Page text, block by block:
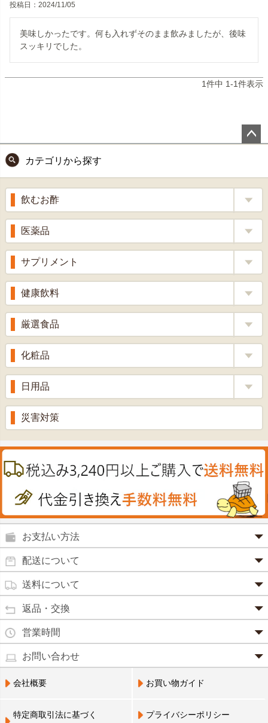
投稿日 2024/11/05
美味しかったです。何も入れずそのまま飲みましたが、後味
1件中 1-1件表示
ップ
へ
カテゴリから探す
飲むお酢
補酵素のちから
くろ酢
りんご酢
ざくろ酢
梅酢
医薬品
風邪薬
胃腸薬
整腸薬
解熱鎮痛剤
せきどめ
滋養強壮
消炎鎮痛剤
肌・皮膚のお薬
絆創膏
殺菌消毒液
鼻炎薬
強心剤
目薬
水虫薬
痔の薬
口中薬
尿トラブル
サプリメント
ウコン
乳酸菌
ローヤルゼリー
牡蠣エキス
プロポリス
プラセンタ
肝油
鉄
ノコギリヤシ
グルコサミン
田七人参
イチョウ葉
カルシウム
クロレラ
コラーゲン
ビフィズス
ビタミンC
健康飲料
健康茶
漢方茶
青汁・豆乳
甘酒
健康ドリンク
厳選食品
もち麦・十六穀米
生姜
丼の素
のど飴
うどん・そば
喜多方ラーメン
カレー・シチュー
化粧品
美容品
スキンクリーム＆美容パック
ウオッシュ＆ソープ
日用品
入浴剤
災害対策
お支払い方法
クレジットカード(1 回払いのみ)
SSL 認証で暗号化処理していますので、 安心して
ご利用いただけます。
代金引換
宅配員に現金でお支払いください。手数料100円。
3,240円(税込)以上で手数料無料です。※ご注文者
のご住所とお届け先のご住所が 異なる場合はご利
営業員支払い
配送について
商品は日本郵便にて発送致します。
通常2～4営業日以内に発送致します。 メーカー取り寄せ商
品、土日祝日、年末年始、弊社の休業日をはさむ場合は、4
～5営業日以上かかる場合もございます。
(営業日カレンダー参照)
※現在、救急箱・乳製品宅配をご利用のお客様は、担当営業
員によるお届けとさせていただきます。
送料について
通常商品
北海道・沖縄800円
送料無料
営業員お届け 送料無料
返品・交換
・お届け商品の交換・返品をご希望の場合は、
週間以内にメールまたはお電話にてご連絡ください。
・お客様のご都合による交換・返品の場合、送料はお客様負
担となります。また返金の際にかかる振込手数料はお客様の
ご負担となります。
・商品の返品による返金につきましては、商品代金のみの返
営業時間
・営業時間は、9：00～17：00
となっております。（※土日祝祭日を除く）
・お電話でのご連絡は営業時間内にお願い致します。
お問い合わせ
電話でのお問い合わせ(平日9:00～17:00)
0798-33-9985
会社概要 お買い物ガイド
特定商取引法に基づく
プライバシーポリシー